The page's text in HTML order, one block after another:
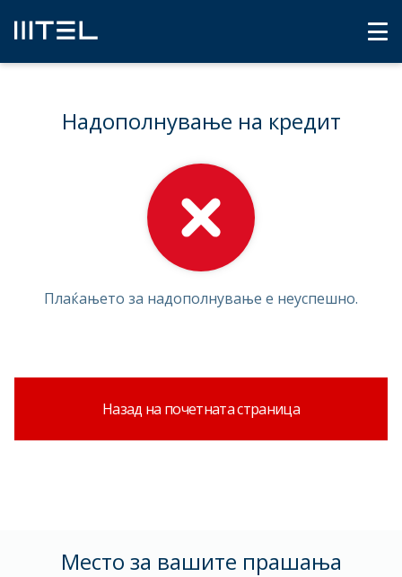
Надополнување на кредит
Плаќањето за надополнување е неуспешно.
Назад на почетната страница
Mесто за вашите прашања